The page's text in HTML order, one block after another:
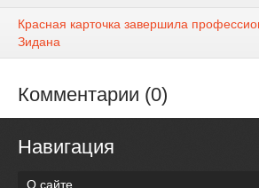
Красная карточка завершила
Зидана
Комментарии (0)
Навигация
О сайте